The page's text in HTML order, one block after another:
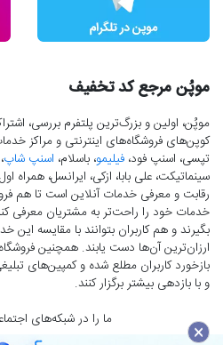
موپُن مرجع کد تخفیف
موپُن، اولین و بزرگ‌ترین پلتفرم بررسی،
کوپن‌های فروشگاه‌های اینترنتی و مراکز
تپسی، اسنپ فود، فیلیمو، باسلام، اسنپ شاپ،
سینماتیکت، علی بابا، ازکی، ایرانسل،
رقابت و معرفی خدمات آنلاین است تا هم
خدمات خود را راحت‌تر به مشتریان معرفی
بگیرند و هم کاربران بتوانند با مقایسه این
ارزان‌ترین آن‌ها دست‌ یابند. همچنین
بازخورد کاربران مطلع شده و کمپین‌های
و با بازدهی بیشتر برگزار کنند.
ما را در شبکه‌های
×